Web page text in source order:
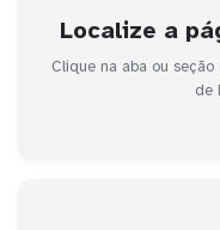
Localize a
Clique na aba ou
de